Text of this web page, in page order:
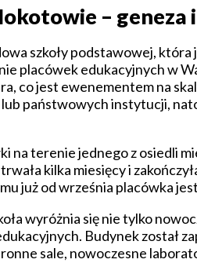
– geneza
szkoły podstawowej, która
placówek edukacyjnych w
co jest ewenementem na
państwowych instytucji,
na terenie jednego z osiedli
kilka miesięcy i
już od września placówka
wyróżnia się nie tylko
Budynek został
sale, nowoczesne